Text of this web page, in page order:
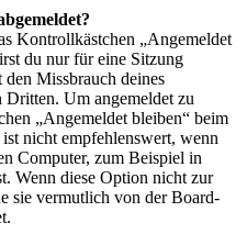
Kontrollkästchen „Angemeldet
du nur für eine Sitzung
Missbrauch deines
Um angemeldet zu
„Angemeldet bleiben“ beim
nicht empfehlenswert, wenn
Computer, zum Beispiel in
Wenn diese Option nicht zur
sie vermutlich von der Board-